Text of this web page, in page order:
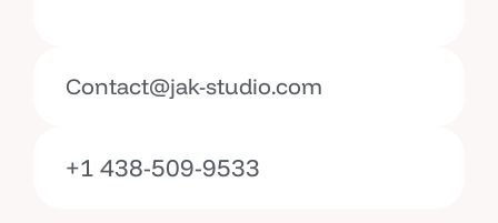
Contact@jak-studio.com
+1 438-509-9533